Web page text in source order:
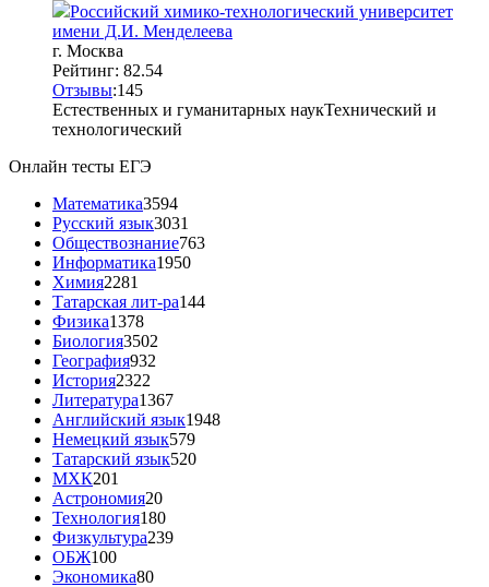
Российский химико-технологический университет
имени Д.И. Менделеева
г. Москва
Рейтинг: 82.54
Отзывы:145
Естественных и гуманитарных наукТехнический и
технологический
Онлайн тесты ЕГЭ
Математика3594
Русский язык3031
Обществознание763
Информатика1950
Химия2281
Татарская лит-ра144
Физика1378
Биология3502
География932
История2322
Литература1367
Английский язык1948
Немецкий язык579
Татарский язык520
МХК201
Астрономия20
Технология180
Физкультура239
ОБЖ100
Экономика80